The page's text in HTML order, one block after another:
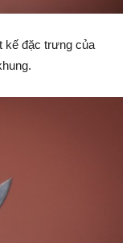
kế đặc trưng của